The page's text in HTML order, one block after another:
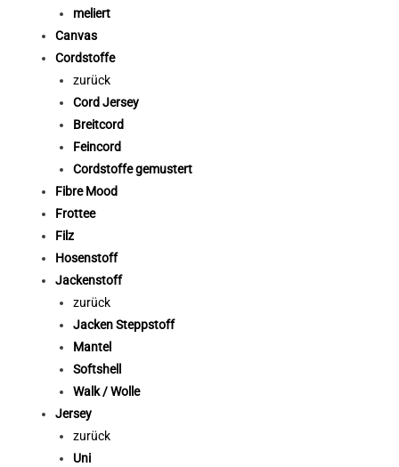
meliert
Canvas
Cordstoffe
zurück
Cord Jersey
Breitcord
Feincord
Cordstoffe gemustert
Fibre Mood
Frottee
Filz
Hosenstoff
Jackenstoff
zurück
Jacken Steppstoff
Mantel
Softshell
Walk / Wolle
Jersey
zurück
Uni